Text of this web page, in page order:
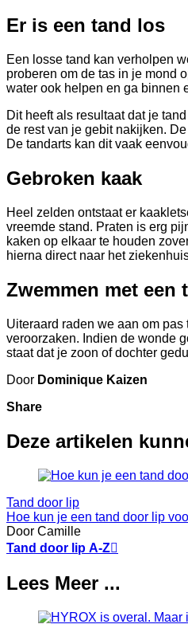
Er is een tand los
Een losse tand kan verholpen
proberen om de tas in je mond
water ook helpen en ga binnen
Dit heeft als resultaat dat je
de rest van je gebit nakijken.
De tandarts kan dit vaak
Gebroken kaak
Heel zelden ontstaat er
vreemde stand. Praten is erg
kaken op elkaar te houden
hierna direct naar het
Zwemmen met
Uiteraard raden we aan om
veroorzaken. Indien de wonde
staat dat je zoon of dochter
Door Dominique Kaizen
Share
Deze artikelen
Tand door lip
Hoe kun je een tand door lip
Door Camille
Tand door lip A-Z
Lees Meer ...